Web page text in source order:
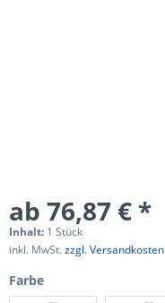
ab 76,87 € *
Inhalt: 1 Stück
inkl. MwSt.zzgl. Versandkosten
Farbe